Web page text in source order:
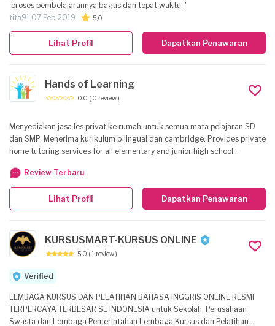
'proses pembelajarannya bagus,dan tepat waktu. '
tita91,07 Feb 2019 5,0
Dapatkan Penawaran
Lihat Profil
Hands of Learning
0.0 ( 0 review )
Menyediakan jasa les privat ke rumah untuk semua mata pelajaran SD
dan SMP. Menerima kurikulum bilingual dan cambridge. Provides private
home tutoring services for all elementary and junior high school
Review Terbaru
Dapatkan Penawaran
Lihat Profil
KURSUSMART-KURSUS ONLINE
5.0 ( 1 review )
Verified
LEMBAGA KURSUS DAN PELATIHAN BAHASA INGGRIS ONLINE RESMI
TERPERCAYA TERBESAR SE INDONESIA untuk Sekolah, Perusahaan
Swasta dan Lembaga Pemerintahan Lembaga Kursus dan Pelatihan